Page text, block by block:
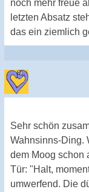
noch mehr freue
letzten Absatz
das ein ziemlich
Sehr schön
Wahnsinns-Ding.
dem Moog schon
Tür: "Halt,
umwerfend. Die